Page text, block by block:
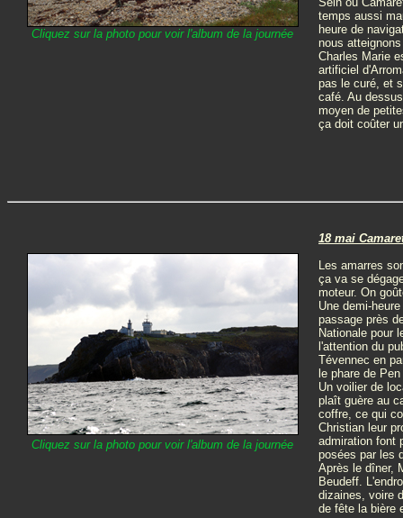
Cliquez sur la photo pour voir l'album de la journée
temps aussi
heure de
nous
Charles Marie
artificiel
pas le curé, et
café. Au
moyen de
ça doit coûter
Cliquez sur la photo pour voir l'album de la journée
18 mai
Les amarres
ça va se
moteur. On
Une demi-
passage près
Nationale pour
l'attention du
Tévennec en
le phare de
Un voilier de
plaît guère au
coffre, ce qui
Christian leur
admiration font
posées par les
Après le dîner,
Beudeff.
dizaines, voire
de fête la bière